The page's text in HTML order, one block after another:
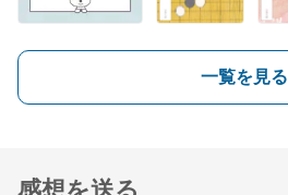
一覧を見る